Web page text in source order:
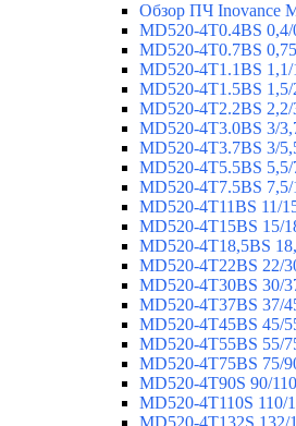
Обзор ПЧ Inovance
MD520-4T0.4BS
MD520-4T0.7BS
MD520-4T1.1BS
MD520-4T1.5BS
MD520-4T2.2BS
MD520-4T3.0BS 3/
MD520-4T3.7BS 3/
MD520-4T5.5BS
MD520-4T7.5BS
MD520-4T11BS 11/
MD520-4T15BS 15/
MD520-4T18,5BS
MD520-4T22BS 22/
MD520-4T30BS 30/
MD520-4T37BS 37/
MD520-4T45BS 45/
MD520-4T55BS 55/
MD520-4T75BS 75/
MD520-4T90S 90/
MD520-4T110S 110/